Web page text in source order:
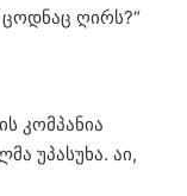
ღირს?“
კომპანია
უპასუხა. აი,